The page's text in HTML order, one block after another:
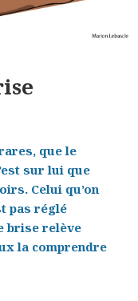
que le
sur lui que
Celui qu’on
pas réglé
brise relève
la comprendre